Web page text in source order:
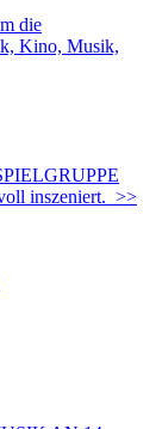
die
Kino, Musik,
inszeniert. >>